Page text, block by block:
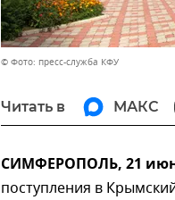
© Фото: пресс-служба КФУ
Читать в МАКС
СИМФЕРОПОЛЬ, 21
поступления в